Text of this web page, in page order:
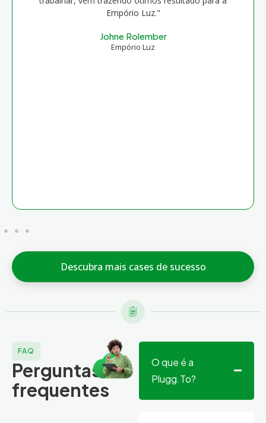
Empório Luz."
Johne Rolember
Empório Luz
Descubra mais cases de sucesso
FAQ
Perguntas
frequentes
O que é a
Plugg.To?